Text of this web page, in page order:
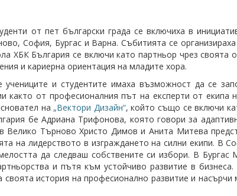
от пет български града се включиха в
София, Бургас и Варна. Събитията се
ХБК България се включи като партньор чрез своята
и кариерна ориентация на младите хора.
и студентите имаха възможност да се
както от професионалния път на експерти от
на „Вектори Дизайн“, който също се включи
бе Адриана Трифонова, която говори за
Велико Търново Христо Димов и Анита Митева
на лидерството в изграждането на силни екипи. В
да следваш собствените си избори. В
и пътя към устойчиво развитие в
своята история на професионално развитие и